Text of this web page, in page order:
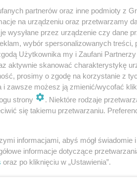
do polskiego
się na realizacji przy
tym, jak zastosowanie
problem prefabrykatów
reguły
Chiny już dawno postawiły
produkowane w Polsce.
partnerów oraz inne podmioty z
na urządzeniu oraz przetwarzamy
wysyłane przez urządzenie czy dane
wybór spersonalizowanych treści,
Użytkownika my i Zaufani
aktywnie skanować charakterystykę
prosimy o zgodę na korzystanie z
i zawsze możesz ją zmienić/wycofać
strony
. Niektóre rodzaje
się takiemu przetwarzaniu.
informacjami, abyś mógł
informacje dotyczące
oraz po kliknięciu w „Ustawienia”.